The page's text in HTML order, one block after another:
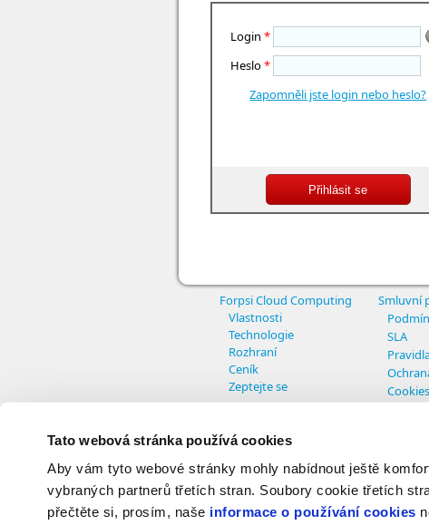
Tato webová stránka používá cookies
Aby vám tyto webové stránky mohly nabídnout ještě
vybraných partnerů třetích stran. Soubory cookie třetích
přečtěte si, prosím, naše informace o používání cookies
Login *
Heslo*
Zapomněli jste login nebo heslo?
Forpsi Cloud Computing
Vlastnosti
Technologie
Rozhraní
Ceník
Zeptejte se
Smluvní
SLA
Cookies
© Copyright INTERNET CZ, a.s. - All